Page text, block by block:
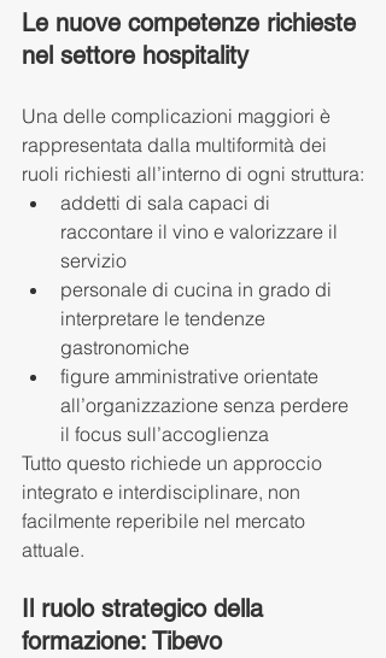
Le nuove competenze richieste
nel settore hospitality
Una delle complicazioni maggiori è
rappresentata dalla multiformità dei
ruoli richiesti all’interno di ogni struttura:
addetti di sala capaci di
raccontare il vino e valorizzare il
servizio
personale di cucina in grado di
interpretare le tendenze
gastronomiche
figure amministrative orientate
all’organizzazione senza perdere
il focus sull’accoglienza
Tutto questo richiede un approccio
integrato e interdisciplinare, non
facilmente reperibile nel mercato
attuale.
Il ruolo strategico della
formazione: Tibevo